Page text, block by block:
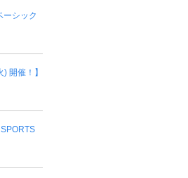
シック
開催！】